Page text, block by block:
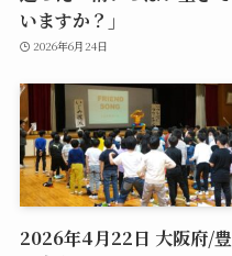
いますか？」
2026年6月24日
2026年4月22日 大阪府/豊